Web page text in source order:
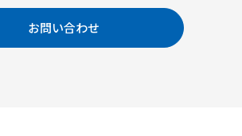
お問い合わせ